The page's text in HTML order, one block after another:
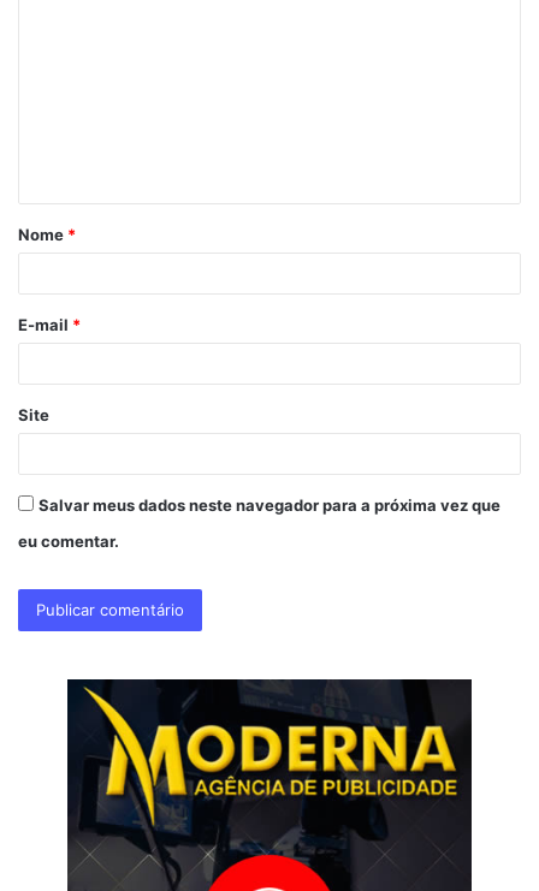
á
r
*
Nome *
E-mail *
Site
Salvar meus dados neste navegador para a próxima vez que
eu comentar.